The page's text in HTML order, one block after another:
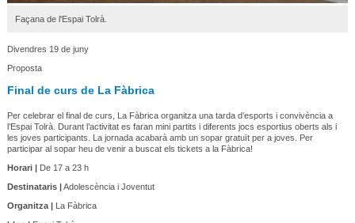
Façana de l'Espai Tolrà.
Divendres 19 de juny
Proposta
Final de curs de La Fàbrica
Per celebrar el final de curs, La Fàbrica organitza una tarda d’esports i convivència a
l’Espai Tolrà. Durant l’activitat es faran mini partits i diferents jocs esportius oberts als i
les joves participants. La jornada acabarà amb un sopar gratuït per a joves. Per
participar al sopar heu de venir a buscat els tickets a la Fàbrica!
Horari |De 17 a 23 h
Destinataris |Adolescència i Joventut
Organitza |La Fàbrica